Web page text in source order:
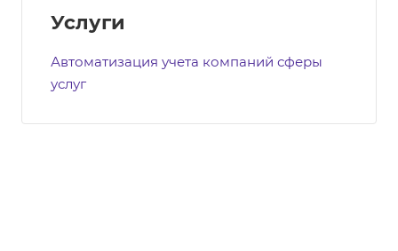
Услуги
Автоматизация учета компаний сферы
услуг